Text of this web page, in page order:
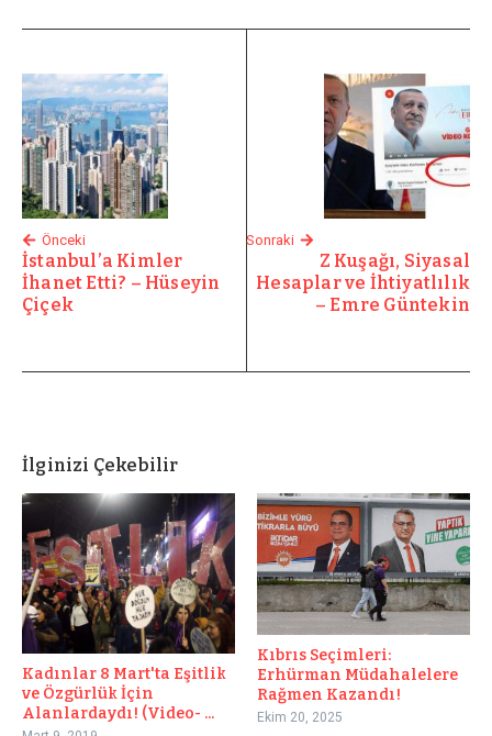
Önceki
İstanbul’a Kimler
İhanet Etti? – Hüseyin
Çiçek
Sonraki
Z Kuşağı, Siyasal
Hesaplar ve İhtiyatlılık
– Emre Güntekin
İlginizi Çekebilir
Kadınlar 8 Mart'ta Eşitlik
ve Özgürlük İçin
Alanlardaydı! (Video- ...
Kıbrıs Seçimleri:
Erhürman Müdahalelere
Rağmen Kazandı!
Ekim 20, 2025